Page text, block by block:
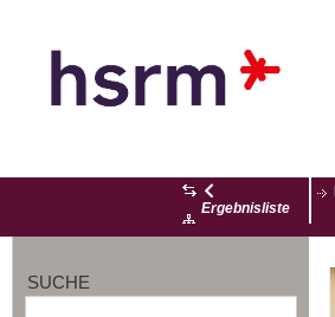
Ergebnisliste
SUCHE